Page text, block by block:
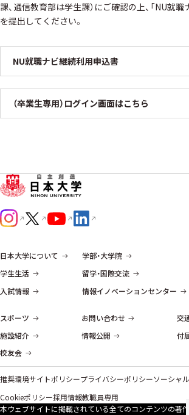
課、通信教育部は学生課）にご確認の上、「NU就職
を提出してください。
NU就職ナビ継続利用申込書
（卒業生専用）ログイン画面はこちら
日本大学について 学部・大学院
学生生活
留学・国際交流
入試情報
情報イノベーションセンター
スポーツ お問い合わせ
交
施設紹介
情報公開
付
校友会
推奨環境サイトポリシープライバシーポリシーソーシャ
Cookieポリシー採用情報教職員専用
本ウェブサイトに掲載されている全てのコンテンツの著作